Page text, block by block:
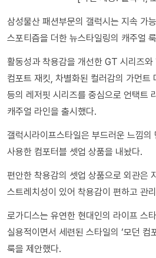
삼성물산 패션부문의 갤럭시는 지속 가
스포티즘을 더한 뉴스타일링의 캐주얼
활동성과 착용감을 개선한 GT 시리즈
컴포트 재킷, 차별화된 컬러감의 가먼트
등의 레저핏 시리즈를 중심으로 언택트
캐주얼 라인을 출시했다.
갤럭시라이프스타일은 부드러운 느낌의
사용한 컴포터블 셋업 상품을 내놨다.
편안한 착용감의 셋업 상품으로 외관은
스트레치성이 있어 착용감이 편하고 관
로가디스는 유연한 현대인의 라이프 스
실용적이면서 세련된 스타일의 ‘모던
룩을 제안했다.